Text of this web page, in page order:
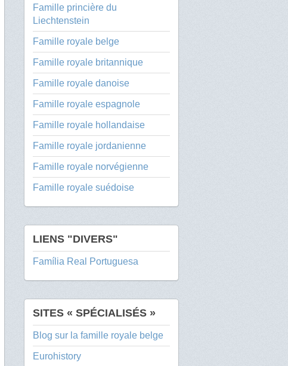
Famille princière du
Liechtenstein
Famille royale belge
Famille royale britannique
Famille royale danoise
Famille royale espagnole
Famille royale hollandaise
Famille royale jordanienne
Famille royale norvégienne
Famille royale suédoise
LIENS "DIVERS"
Família Real Portuguesa
SITES « SPÉCIALISÉS »
Blog sur la famille royale belge
Eurohistory